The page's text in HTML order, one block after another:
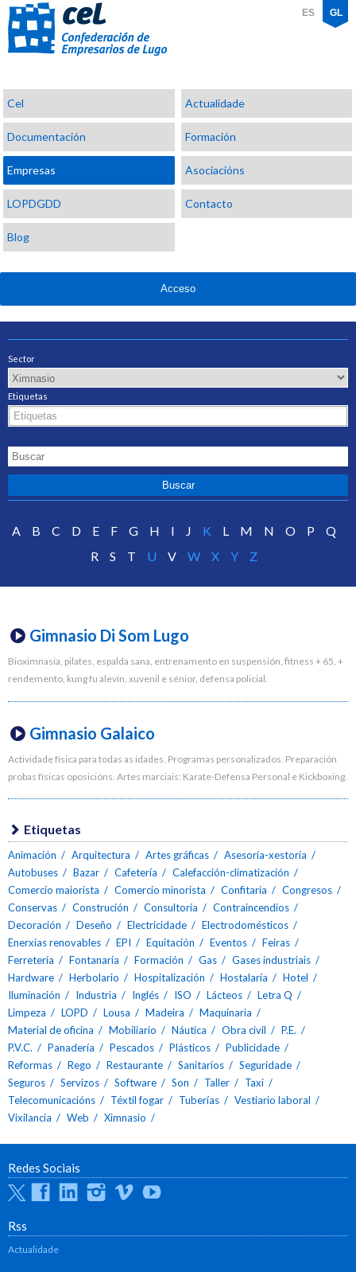
Confederación
de
Empresarios
de
Lugo
ES GL
Cel Actualidade
Documentación Formación
Empresas Asociacións
LOPDGDD Contacto
Blog
Acceso
Sector
Etiquetas
A B C D E F G H I J K L M N O P
Q
R
S T U V W X Y Z
Gimnasio Di Som Lugo
Bioximnasia, pilates, espalda sana, entrenamento en suspensión, fitness + 65, +
rendemento, kung fu alevín, xuvenil e sénior, defensa policial.
Gimnasio Galaico
Actividade física para todas as idades. Programas personalizados. Preparación
probas físicas oposicións. Artes marciais: Karate-Defensa Personal e Kickboxing.
Etiquetas
Animación Arquitectura Artes gráficas
Asesoría-xestoría
Autobuses
Bazar Cafetería
Calefacción-climatización
Comercio maiorista
Comercio minorista Confitaría
Congresos
Conservas
Construción Consultoría
Contraincendios
Decoración
Deseño Electricidade
Electrodomésticos
Enerxías renovables
EPI Equitación Eventos
Feiras
Ferretería
Fontanaría Formación Gas
Gases industriais
Hardware
Herbolario Hospitalización Hostalaría
Hotel
Iluminación
Industria Inglés ISO Lácteos
Letra Q
Limpeza
LOPD Lousa Madeira
Maquinaria
Material de oficina
Mobiliario Náutica Obra civil
P.E.
P.V.C.
Panadería Pescados Plásticos
Publicidade
Reformas
Rego Restaurante Sanitarios
Seguridade
Seguros
Servizos Software Son Taller
Taxi
Telecomunicacións
Téxtil fogar Tuberías
Vestiario laboral
Vixilancia
Web Ximnasio
Redes Sociais
TwitterFacebookLinkedinInstagram
Vimeo
Rss
Actualidade